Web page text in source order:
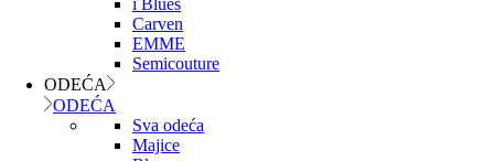
i Blues
Carven
EMME
Semicouture
ODEĆA
ODEĆA
Sva odeća
Majice